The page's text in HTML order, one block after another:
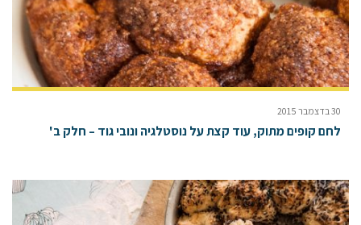
30 בדצמבר 2015
לחם קופים מתוק, עוד קצת על נוסטלגיה ונובי גוד – חלק ב'